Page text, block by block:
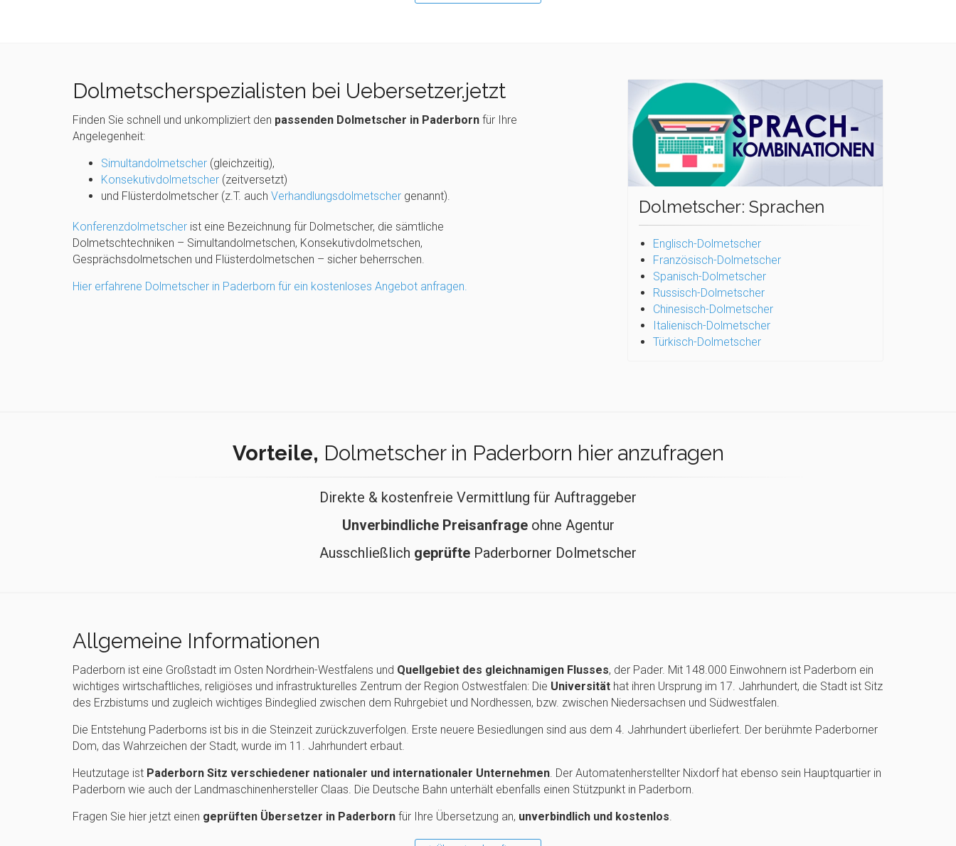
Dolmetscherspezialisten bei Uebersetzer.jetzt
Finden Sie schnell und unkompliziert den passenden Dolmetscher in Paderborn für Ihre
Angelegenheit:
Simultandolmetscher (gleichzeitig),
Konsekutivdolmetscher (zeitversetzt)
und Flüsterdolmetscher (z.T. auch Verhandlungsdolmetscher genannt).
Konferenzdolmetscher ist eine Bezeichnung für Dolmetscher, die sämtliche
Dolmetschtechniken – Simultandolmetschen, Konsekutivdolmetschen,
Gesprächsdolmetschen und Flüsterdolmetschen – sicher beherrschen.
Hier erfahrene Dolmetscher in Paderborn für ein kostenloses Angebot anfragen.
Dolmetscher: Sprachen
Englisch-Dolmetscher
Französisch-Dolmetscher
Spanisch-Dolmetscher
Russisch-Dolmetscher
Chinesisch-Dolmetscher
Italienisch-Dolmetscher
Türkisch-Dolmetscher
Vorteile, Dolmetscher in Paderborn hier anzufragen
Direkte & kostenfreie Vermittlung für Auftraggeber
Unverbindliche Preisanfrageohne Agentur
Ausschließlich geprüfte Paderborner Dolmetscher
Allgemeine Informationen
Paderborn ist eine Großstadt im Osten Nordrhein-Westfalens und Quellgebiet des gleichnamigen Flusses, der Pader. Mit 148.000 Einwohnern ist Paderborn ein
wichtiges wirtschaftliches, religiöses und infrastrukturelles Zentrum der Region Ostwestfalen: Die Universität hat ihren Ursprung im 17. Jahrhundert, die Stadt ist Sitz
des Erzbistums und zugleich wichtiges Bindeglied zwischen dem Ruhrgebiet und Nordhessen, bzw. zwischen Niedersachsen und Südwestfalen.
Die Entstehung Paderborns ist bis in die Steinzeit zurückzuverfolgen. Erste neuere Besiedlungen sind aus dem 4. Jahrhundert überliefert. Der berühmte Paderborner
Dom, das Wahrzeichen der Stadt, wurde im 11. Jahrhundert erbaut.
Heutzutage ist Paderborn Sitz verschiedener nationaler und internationaler Unternehmen . Der Automatenherstellter Nixdorf hat ebenso sein Hauptquartier in
Paderborn wie auch der Landmaschinenhersteller Claas. Die Deutsche Bahn unterhält ebenfalls einen Stützpunkt in Paderborn.
Fragen Sie hier jetzt einen geprüften Übersetzer in Paderborn für Ihre Übersetzung an, unverbindlich und kostenlos